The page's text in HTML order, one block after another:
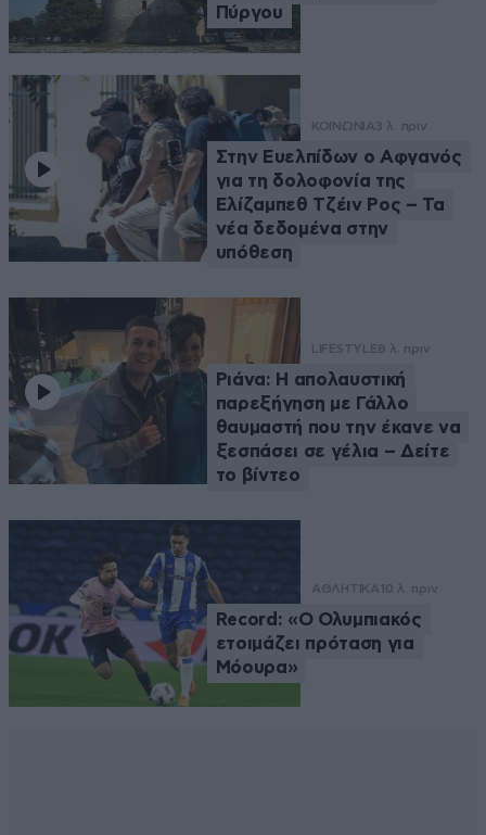
Πύργου
ΚΟΙΝΩΝΙΑ3 λ. πριν
Στην Ευελπίδων ο Αφγανός
για τη δολοφονία της
Ελίζαμπεθ Τζέιν Ρος – Τα
νέα δεδομένα στην
υπόθεση
LIFESTYLE8 λ. πριν
Ριάνα: Η απολαυστική
παρεξήγηση με Γάλλο
θαυμαστή που την έκανε να
ξεσπάσει σε γέλια – Δείτε
το βίντεο
ΑΘΛΗΤΙΚΑ 10 λ. πριν
Record: «Ο Ολυμπιακός
ετοιμάζει πρόταση για
Μόουρα»